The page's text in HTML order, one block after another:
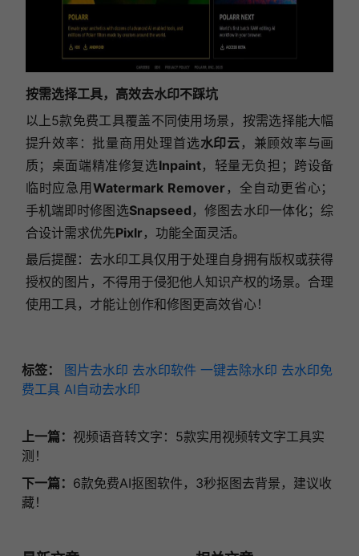
按需选择工具，高效去水印不踩坑
以上5款免费工具覆盖不同使用场景，按需选择能大幅
提升效率：批量商用处理首选水印云 ，兼顾效率与画
质；桌面端精准修复选Inpaint，轻量无负担；跨设备
临时应急用Watermark Remover ，全自动更省心；
手机端即时修图选Snapseed ，修图去水印一体化；综
合设计需求优先Pixlr ，功能全面灵活。
最后提醒：去水印工具仅用于处理自身拥有版权或获得
授权的图片，不得用于侵犯他人知识产权的场景。合理
使用工具，才能让创作和修图更高效省心！
标签： 图片去水印 去水印软件 一键去除水印 去水印免
费工具 AI自动去水印
上一篇： 视频语音转文字：5款实用视频转文字工具实
测！
下一篇： 6款免费AI抠图软件，3秒抠图去背景，建议收
藏！